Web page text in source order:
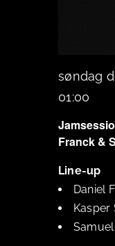
søndag
01:00
Franck &
Line-up
Daniel
Kasper